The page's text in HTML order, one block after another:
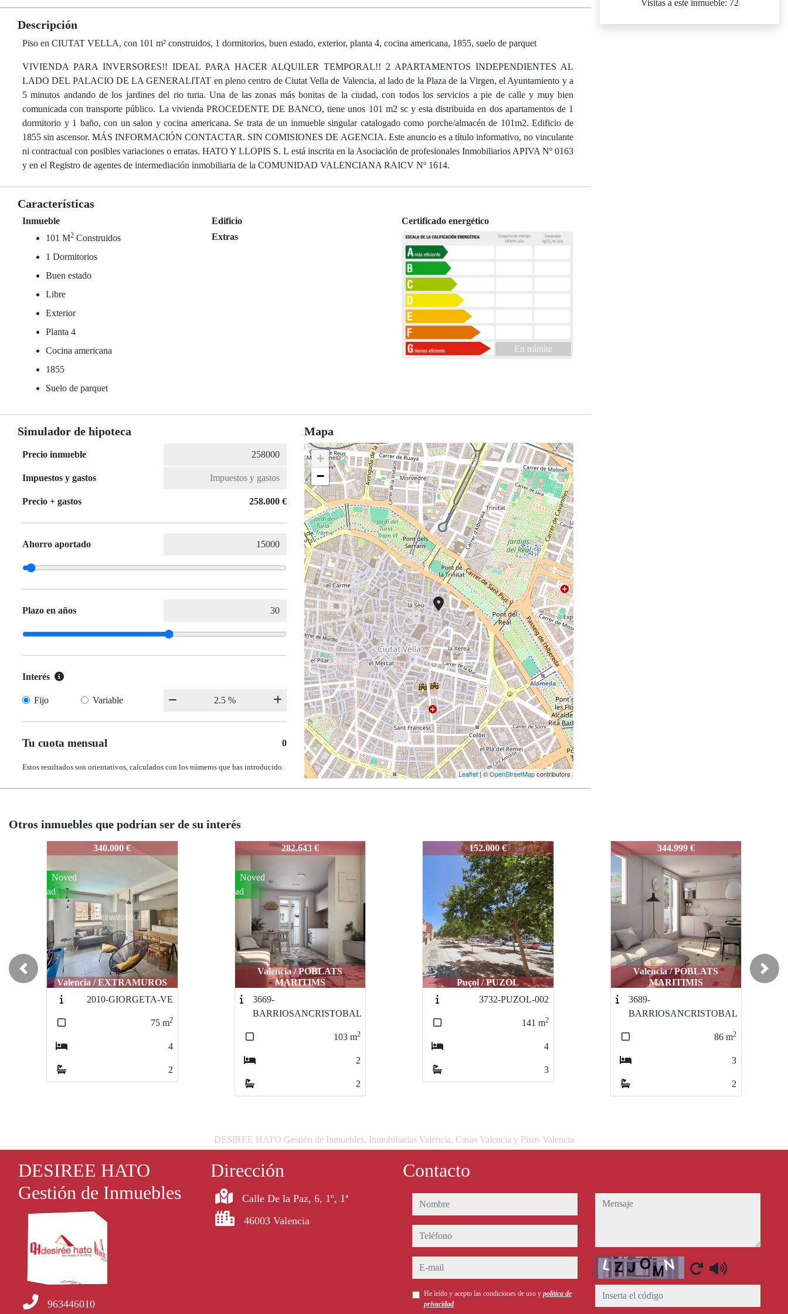
Descripción
Piso en CIUTAT VELLA, con 101 m² construidos, 1 dormitorios, buen estado, exterior, planta 4, cocina americana, 1855, suelo de parquet
VIVIENDA PARA INVERSORES!! IDEAL PARA HACER ALQUILER TEMPORAL!! 2 APARTAMENTOS INDEPENDIENTES AL
LADO DEL PALACIO DE LA GENERALITAT en pleno centro de Ciutat Vella de Valencia, al lado de la Plaza de la Virgen, el Ayuntamiento y a
5 minutos andando de los jardines del rio turia. Una de las zonas más bonitas de la ciudad, con todos los servicios a pie de calle y muy bien
comunicada con transporte público. La vivienda PROCEDENTE DE BANCO, tiene unos 101 m2 sc y esta distribuida en dos apartamentos de 1
dormitorio y 1 baño, con un salon y cocina americana. Se trata de un inmueble singular catalogado como porche/almacén de 101m2. Edificio de
1855 sin ascensor. MÁS INFORMACIÓN CONTACTAR. SIN COMISIONES DE AGENCIA. Este anuncio es a título informativo, no vinculante
ni contractual con posibles variaciones o erratas. HATO Y LLOPIS S. L está inscrita en la Asociación de profesionales Inmobiliarios APIVA Nº 0163
y en el Registro de agentes de intermediación inmobiliaria de la COMUNIDAD VALENCIANA RAICV Nº 1614.
Características
Inmueble
101 M2 Construidos
1 Dormitorios
Buen estado
Libre
Exterior
Planta 4
Cocina americana
1855
Suelo de parquet
Edificio
Extras
Certificado energético
En trámite
Simulador de hipoteca
Precio inmueble
Impuestos y gastos
Precio + gastos 258.000 €
Ahorro aportado
Plazo en años
Interés
Fijo Variable
Tu cuota mensual 0
Estos resultados son orientativos, calculados con los números que has introducido.
Mapa
+
−
Leaflet| ©OpenStreetMapcontributors
Visitas a este inmueble: 72
Otros inmuebles que podrían ser de su interés
3820-SERRANOS-001
282.643 €
Valencia / POBLATS
MARITIMS
Noved
ad
2
3820-SERRANOS-001
152.000 €
Puçol / PUZOL
3820-SERRANOS-001
344.999 €
Valencia / POBLATS
MARITIMIS
2
3820-SERRANOS-001
265.000 €
La Pobla de Vallbona /
MONTECOLORADO
Banco
3734-POBLA
VALLBONA
216m2
4
2
Previous Next
DESIREE HATO Gestión de Inmuebles, Inmobiliarias Valencia, Casas Valencia y Pisos Valencia
DESIREE HATO
Gestión de Inmuebles
963446010
Dirección
Calle De la Paz, 6, 1º, 1ª
46003 Valencia
Contacto
nombre
teléfono
e-mail
He leído y acepto las condiciones de uso y política de
privacidad
mensaje
Captcha